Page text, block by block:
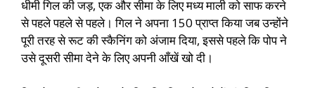
धीमी गिल की जड़, एक और सीमा के लिए मध्य माली को साफ करने
से पहले पहले से पहले। गिल ने अपना 150 प्राप्त किया जब उन्होंने
पूरी तरह से रूट की स्कैनिंग को अंजाम दिया, इससे पहले कि पोप ने
उसे दूसरी सीमा देने के लिए अपनी आँखें खो दी।